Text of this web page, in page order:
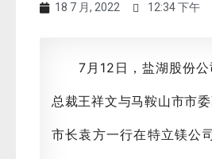
18 7 月, 2022 12:34 下午
7月12日，盐湖股份公
总裁王祥文与马鞍山市市
市长袁方一行在特立镁公